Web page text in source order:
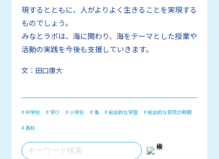
現するとともに、人がよりよく生きることを実現する
ものでしょう。
みなとラボは、海に関わり、海をテーマとした授業や
活動の実践を今後も支援していきます。
文： 田口康大
# 中学校 # 学び # 小学校 # 海 # 総合的な学習 # 総合的な探究の時間
# 高校